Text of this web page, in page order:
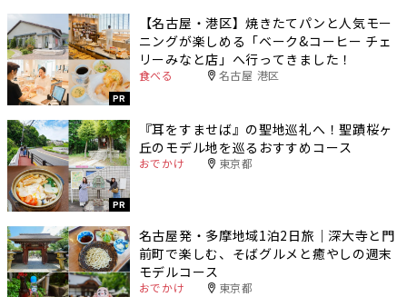
PR
【名古屋・港区】焼きたてパンと人気モー
ニングが楽しめる「ベーク&コーヒー チェ
リーみなと店」へ行ってきました！
食べる 名古屋 港区
PR
『耳をすませば』の聖地巡礼へ！聖蹟桜ヶ
丘のモデル地を巡るおすすめコース
おでかけ 東京都
名古屋発・多摩地域1泊2日旅｜深大寺と門
前町で楽しむ、そばグルメと癒やしの週末
モデルコース
おでかけ 東京都